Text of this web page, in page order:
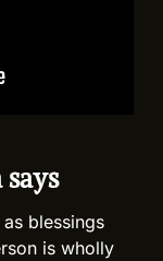
blessings
is wholly